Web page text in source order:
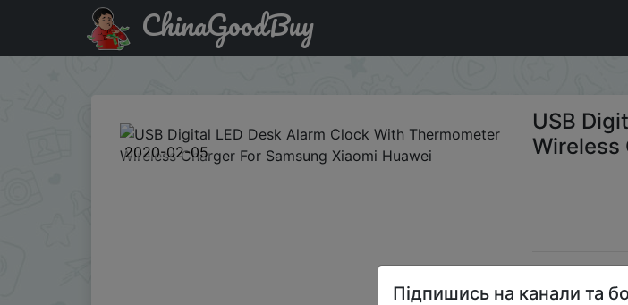
Придбати по знижці BGCT88 USB Digital LED Desk Alarm Clock With Thermometer
ChinaGoodBuy
2020-02-05
USB
Wireless
Підпишись на канали та